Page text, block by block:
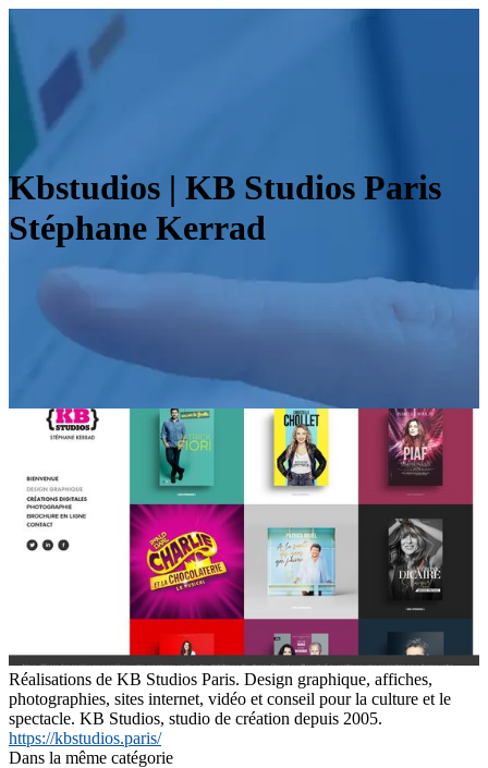
Kbstudios | KB Studios Paris
Stéphane Kerrad
Réalisations de KB Studios Paris. Design graphique, affiches,
photographies, sites internet, vidéo et conseil pour la culture et le
spectacle. KB Studios, studio de création depuis 2005.
https://kbstudios.paris/
Dans la même catégorie